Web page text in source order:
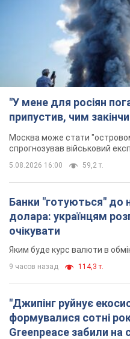
"У мене для росіян
припустив, чим
Москва може стати
спрогнозував військовий
5.08.2026 16:00 59,2 т.
Банки "готуються" до
долара: українцям
очікувати
Яким буде курс валюти в
9 часов назад 114,3 т.
"Джипінг руйнує
формувалися сотні
Greenpeace забили на